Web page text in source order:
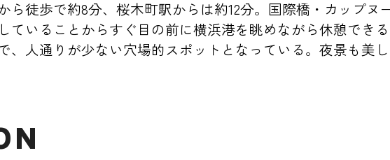
ら徒歩で約8分、桜木町駅からは約12分。国際橋・カップ
ていることからすぐ目の前に横浜港を眺めながら休憩でき
、人通りが少ない穴場的スポットとなっている。夜景も美